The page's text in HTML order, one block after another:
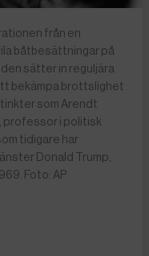
från en
båtbesättningar på
sätter in reguljära
bekämpa brottslighet
som Arendt
professor i politisk
tidigare har
Donald Trump,
Foto: AP